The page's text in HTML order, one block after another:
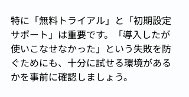
特に「無料トライアル」と「初期設定
サポート」は重要です。「導入したが
使いこなせなかった」という失敗を防
ぐためにも、十分に試せる環境がある
かを事前に確認しましょう。